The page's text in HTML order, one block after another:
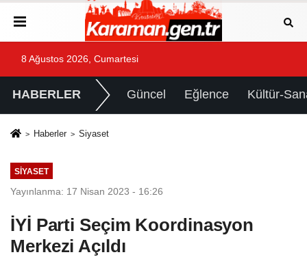
8 Ağustos 2026, Cumartesi
HABERLER Güncel Eğlence Kültür-
Haberler Siyaset
SIYASET
Yayınlanma: 17 Nisan 2023 - 16:26
İYİ Parti Seçim Koordinasyon
Merkezi Açıldı